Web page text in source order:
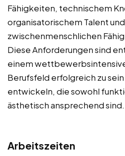
Fähigkeiten, technischem
organisatorischem Talent
zwischenmenschlichen
Diese Anforderungen sind
einem
Berufsfeld erfolgreich zu
entwickeln, die sowohl
ästhetisch ansprechend sind.
Arbeitszeiten